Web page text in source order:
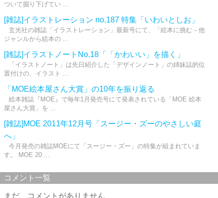
ついて掘り下げてい ...
[雑誌]イラストレーション no.187 特集「いわいとしお」
玄光社の雑誌「イラストレーション」最新号にて、「絵本に挑む－他
ジャンルから絵本の ...
[雑誌]イラストノートNo.18「「かわいい」を描く」
「イラストノート」は先日紹介した「デザインノート」の姉妹誌的位
置付けの、イラスト ...
「MOE絵本屋さん大賞」の10年を振り返る
絵本雑誌『MOE』で毎年1月発売号にて発表されている「MOE 絵本
屋さん大賞」を ...
[雑誌]MOE 2011年12月号「スージー・ズーのやさしい庭
へ」
今月発売の雑誌MOEにて「スージー・ズー」の特集が組まれていま
す。 MOE 20 ...
コメント一覧
まだ、コメントがありません